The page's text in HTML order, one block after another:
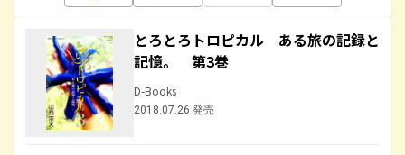
とろとろトロピカル ある旅の記録と
記憶。 第3巻
D-Books
2018.07.26 発売